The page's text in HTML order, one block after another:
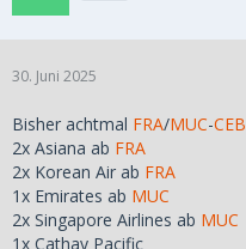
30. Juni 2025
Bisher achtmal FRA/MUC-CEB
2x Asiana ab FRA
2x Korean Air ab FRA
1x Emirates ab MUC
2x Singapore Airlines ab MUC
1x Cathay Pacific